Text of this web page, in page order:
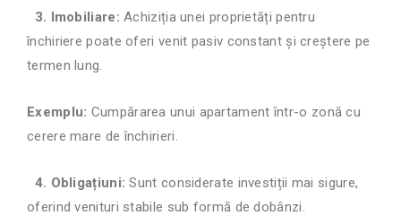
3. Imobiliare: Achiziția unei proprietăți pentru
închiriere poate oferi venit pasiv constant și creștere pe
termen lung.
Exemplu: Cumpărarea unui apartament într-o zonă cu
cerere mare de închirieri.
4. Obligațiuni: Sunt considerate investiții mai sigure,
oferind venituri stabile sub formă de dobânzi.